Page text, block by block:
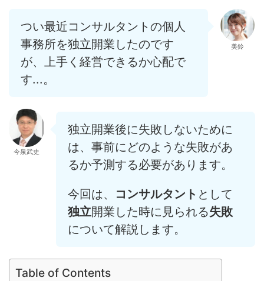
つい最近コンサルタントの個人
事務所を独立開業したのです
が、上手く経営できるか心配で
す...。
美鈴
今泉武史
独立開業後に失敗しないために
は、事前にどのような失敗があ
るか予測する必要があります。
今回は、 コンサルタント として
独立開業した時に見られる失敗
について解説します。
Table of Contents